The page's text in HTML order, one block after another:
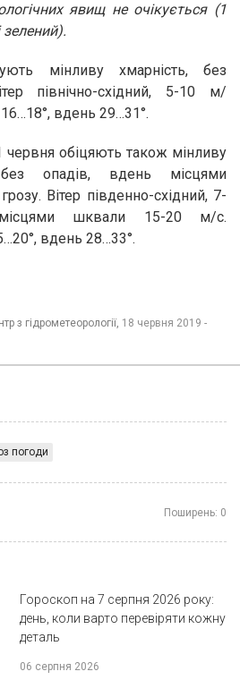
явищ не очікується (1
зелений).
мінливу хмарність, без
північно-східний, 5-10 м/
вдень 29…31°.
червня обіцяють також мінливу
без опадів, вдень місцями
Вітер південно-східний, 7-
шквали 15-20 м/с.
вдень 28…33°.
з гідрометеорології, 18 червня 2019 -
погоди
Поширень: 0
Гороскоп на 7 серпня 2026 року:
день, коли варто перевіряти кожну
деталь
06 серпня 2026